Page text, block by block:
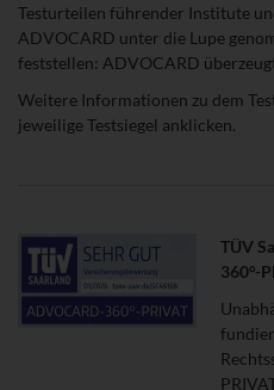
Testurteilen führender Institute
ADVOCARD unter die Lupe
feststellen: ADVOCARD
Weitere Informationen zu dem
jeweilige Testsiegel anklicken.
TÜV
360°-